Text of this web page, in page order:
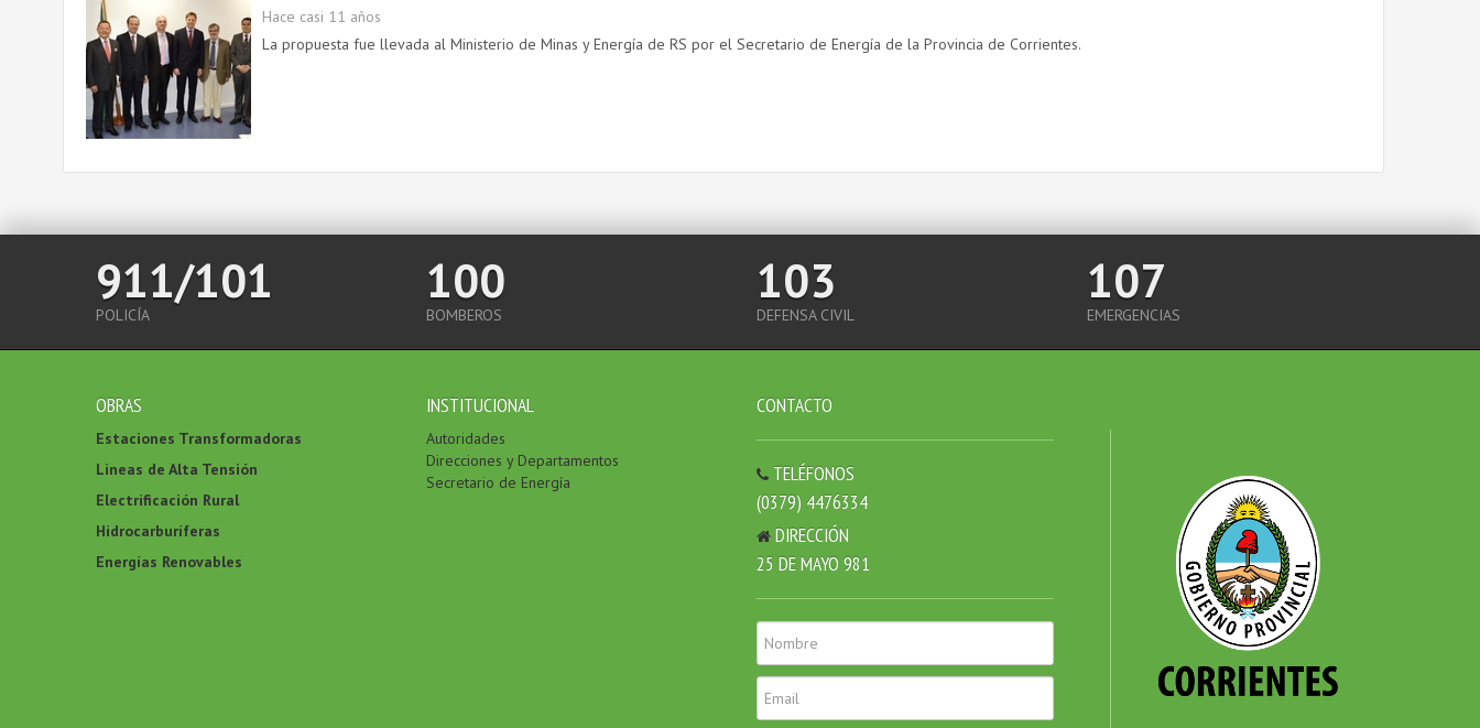
Hace casi 11 años
La propuesta fue llevada al Ministerio de Minas y Energía de RS por el Secretario de Energía de la Provincia de Corrientes.
911/101
POLICÍA
100
BOMBEROS
103
DEFENSA CIVIL
107
EMERGENCIAS
OBRAS
Estaciones Transformadoras
Lineas de Alta Tensión
Electrificación Rural
Hidrocarburíferas
Energías Renovables
INSTITUCIONAL
Autoridades
Direcciones y Departamentos
Secretario de Energía
CONTACTO
TELÉFONOS
(0379) 4476334
DIRECCIÓN
25 DE MAYO 981